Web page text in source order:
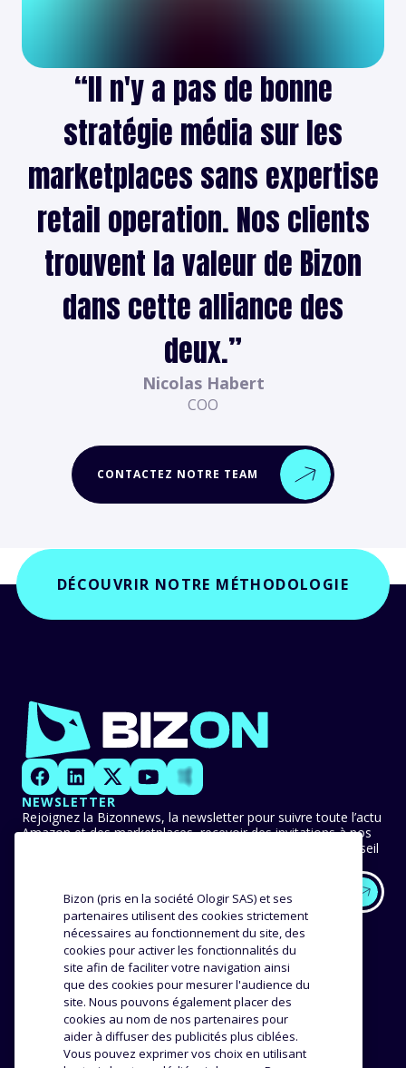
“Il n'y a pas de bonne
stratégie média sur les
marketplaces sans expertise
retail operation. Nos clients
trouvent la valeur de Bizon
dans cette alliance des
deux.”
Nicolas Habert
COO
CONTACTEZ NOTRE TEAM
DÉCOUVRIR NOTRE MÉTHODOLOGIE
NEWSLETTER
Rejoignez la Bizonnews, la newsletter pour suivre toute l’actu
Amazon et des marketplaces, recevoir des invitations à nos
événements en avant-première et ne manquer aucun conseil
EXPERTISE
Méthodologie
Distribution
Analyse produit
NOS CLIENTS
Success stories
Avis et témoignages
ENTREPRISE RESSOURCES
Bizon (pris en la société Ologir SAS) et ses
partenaires utilisent des cookies strictement
nécessaires au fonctionnement du site, des
cookies pour activer les fonctionnalités du
site afin de faciliter votre navigation ainsi
que des cookies pour mesurer l'audience du
site. Nous pouvons également placer des
cookies au nom de nos partenaires pour
aider à diffuser des publicités plus ciblées.
Vous pouvez exprimer vos choix en utilisant